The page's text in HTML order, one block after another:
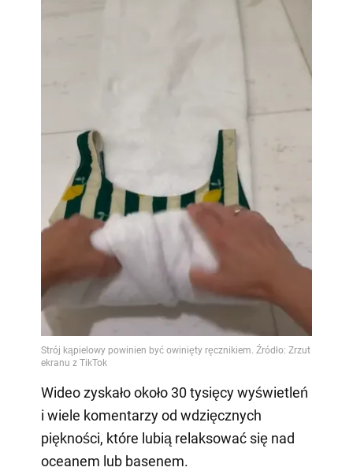
Wideo zyskało około 30 tysięcy wyświetleń
i wiele komentarzy od wdzięcznych
piękności, które lubią relaksować się nad
oceanem lub basenem.